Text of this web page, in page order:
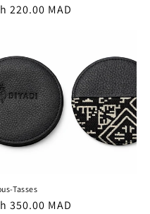
220.00 MAD
Tasses
350.00 MAD